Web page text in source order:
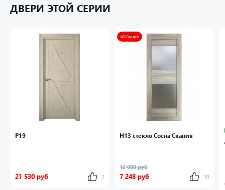
ДВЕРИ ЭТОЙ СЕРИИ
P19
21 530 руб 2
40 Скидка
Н13 стекло Сосна Скания
12 080 руб
7 248 руб 10